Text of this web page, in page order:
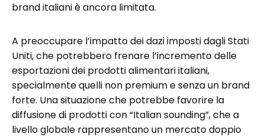
brand italiani è ancora limitata.
A preoccupare l’impatto dei dazi imposti dagli Stati
Uniti, che potrebbero frenare l’incremento delle
esportazioni dei prodotti alimentari italiani,
specialmente quelli non premium e senza un brand
forte. Una situazione che potrebbe favorire la
diffusione di prodotti con “Italian sounding”, che a
livello globale rappresentano un mercato doppio